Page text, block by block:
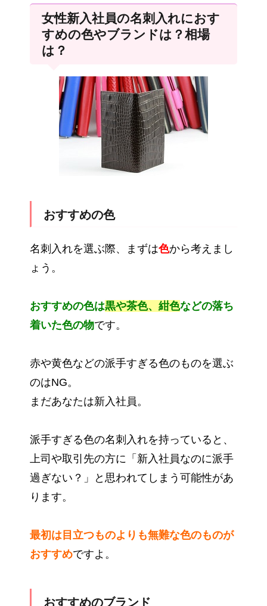
女性新入社員の名刺入れにおす
すめの色やブランドは？相場
は？
おすすめの色
名刺入れを選ぶ際、まずは色から考えまし
ょう。
おすすめの色は黒や茶色、紺色などの落ち
着いた色の物です。
赤や黄色などの派手すぎる色のものを選ぶ
のはNG。
まだあなたは新入社員。
派手すぎる色の名刺入れを持っていると、
上司や取引先の方に「新入社員なのに派手
過ぎない？」と思われてしまう可能性があ
ります。
最初は目立つものよりも無難な色のものが
おすすめですよ。
おすすめのブランド